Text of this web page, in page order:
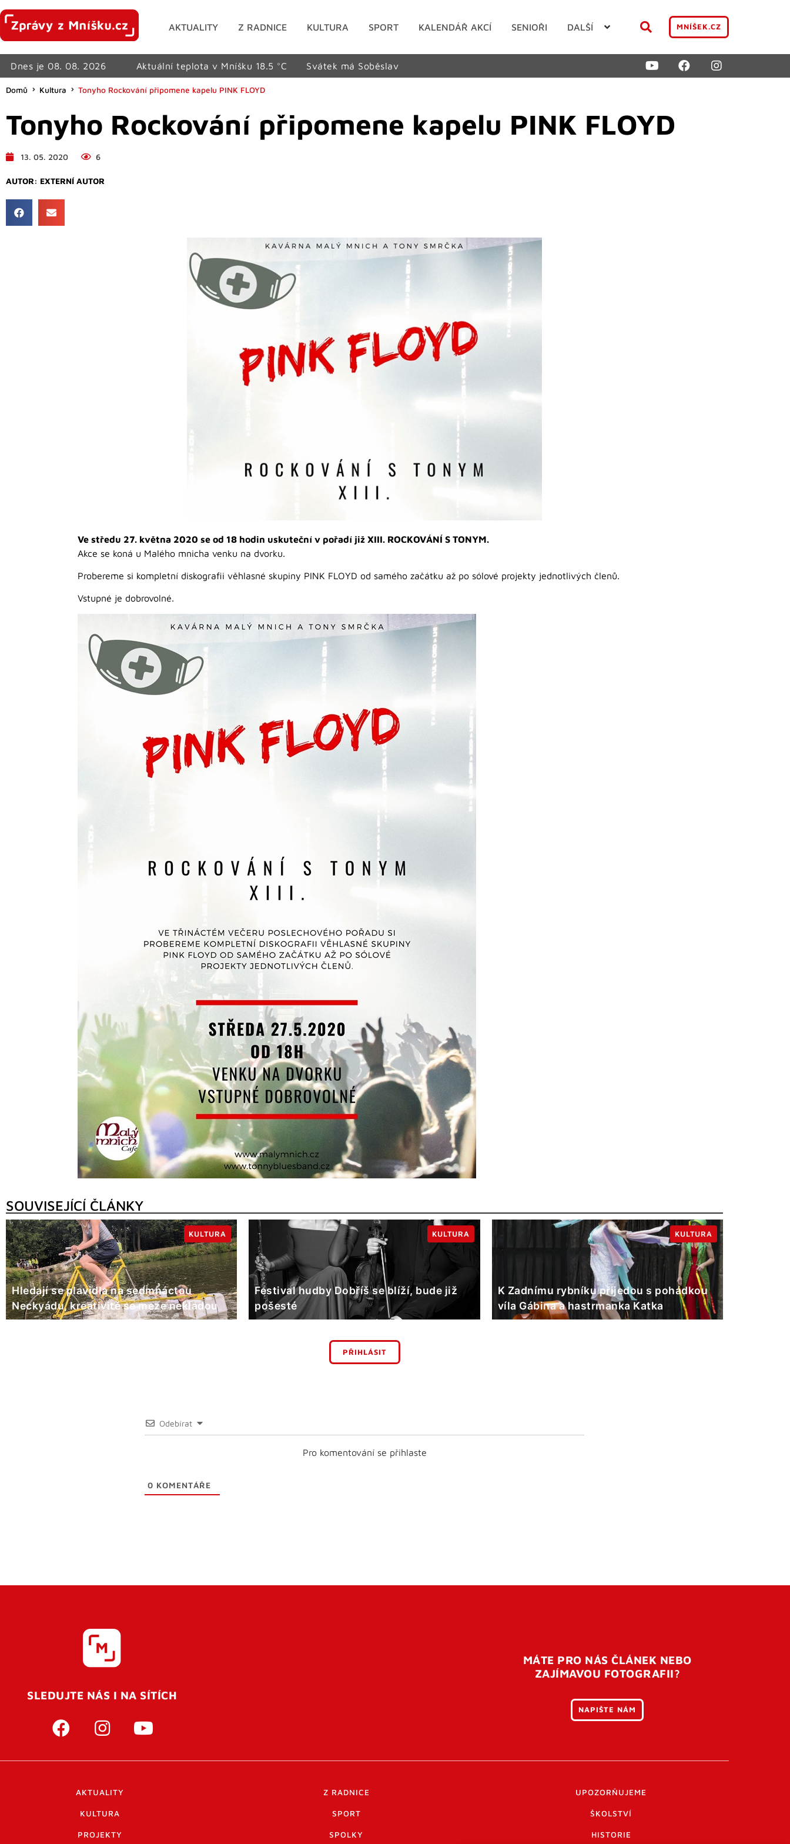
AKTUALITY Z RADNICE KULTURA SPORT KALENDÁŘ AKCÍ SENIOŘI DALŠÍ MNÍŠEK.CZ
Dnes je 08. 08. 2026 Aktuální teplota v Mníšku 18.5 °C Svátek má Soběslav
Domů Kultura Tonyho Rockování připomene kapelu PINK FLOYD
Tonyho Rockování připomene kapelu PINK FLOYD
13. 05. 2020 6
AUTOR: EXTERNÍ AUTOR
Ve středu 27. května 2020 se od 18 hodin uskuteční v pořadí již XIII. ROCKOVÁNÍ S TONYM.
Akce se koná u Malého mnicha venku na dvorku.
Probereme si kompletní diskografii věhlasné skupiny PINK FLOYD od samého začátku až po sólové projekty jednotlivých členů.
Vstupné je dobrovolné.
SOUVISEJÍCÍ ČLÁNKY
Hledají se plavidla na sedmnáctou
Neckyádu, kreativitě se meze nekladou
KULTURA
Festival hudby Dobříš se blíží, bude již
pošesté
KULTURA
K Zadnímu rybníku přijedou s pohádkou
víla Gábina a hastrmanka Katka
KULTURA
PŘIHLÁSIT
Odebírat
Pro komentování se přihlaste
0 KOMENTÁŘE
SLEDUJTE NÁS I NA SÍTÍCH
MÁTE PRO NÁS ČLÁNEK NEBO
ZAJÍMAVOU FOTOGRAFII?
NAPIŠTE NÁM
AKTUALITY Z RADNICE UPOZORŇUJEME
KULTURA SPORT ŠKOLSTVÍ
PROJEKTY SPOLKY HISTORIE